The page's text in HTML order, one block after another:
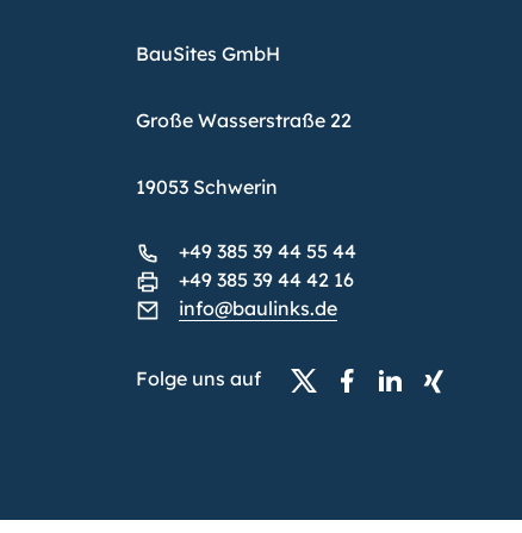
BauSites GmbH
Große Wasserstraße 22
19053 Schwerin
+49 385 39 44 55 44
+49 385 39 44 42 16
info@baulinks.de
Folge uns auf